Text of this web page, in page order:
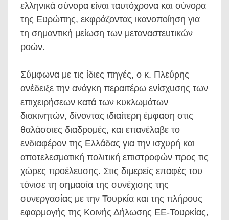
ελληνικά σύνορα είναι ταυτόχρονα και σύνορα
της Ευρώπης, εκφράζοντας ικανοποίηση για
τη σημαντική μείωση των μεταναστευτικών
ροών.
Σύμφωνα με τις ίδιες πηγές, ο κ. Πλεύρης
ανέδειξε την ανάγκη περαιτέρω ενίσχυσης των
επιχειρήσεων κατά των κυκλωμάτων
διακινητών, δίνοντας ιδιαίτερη έμφαση στις
θαλάσσιες διαδρομές, και επανέλαβε το
ενδιαφέρον της Ελλάδας για την ισχυρή και
αποτελεσματική πολιτική επιστροφών προς τις
χώρες προέλευσης. Στις διμερείς επαφές του
τόνισε τη σημασία της συνέχισης της
συνεργασίας με την Τουρκία και της πλήρους
εφαρμογής της Κοινής Δήλωσης ΕΕ-Τουρκίας,